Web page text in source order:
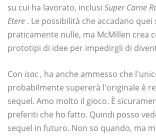
su cui ha lavorato, inclusi Super Carne
Etere . Le possibilità che accadano quei
praticamente nulle, ma McMillen crea
prototipi di idee per impedirgli di
Con isac , ha anche ammesso che
probabilmente supererà l'originale è
sequel. Amo molto il gioco. È
preferiti che ho fatto. Quindi posso
sequel in futuro. Non so quando, ma